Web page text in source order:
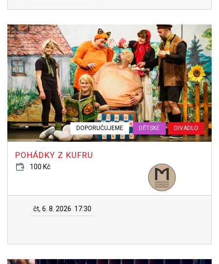
DOPORUČUJEME DĚTSKÉ DIVADLO
POHÁDKY Z KUFRU
100 Kč
čt, 6. 8. 2026 17:30